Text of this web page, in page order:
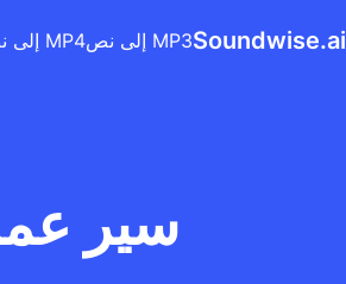
Soundwise.aiMP3 إلى نص MP4 إلى نص
سير